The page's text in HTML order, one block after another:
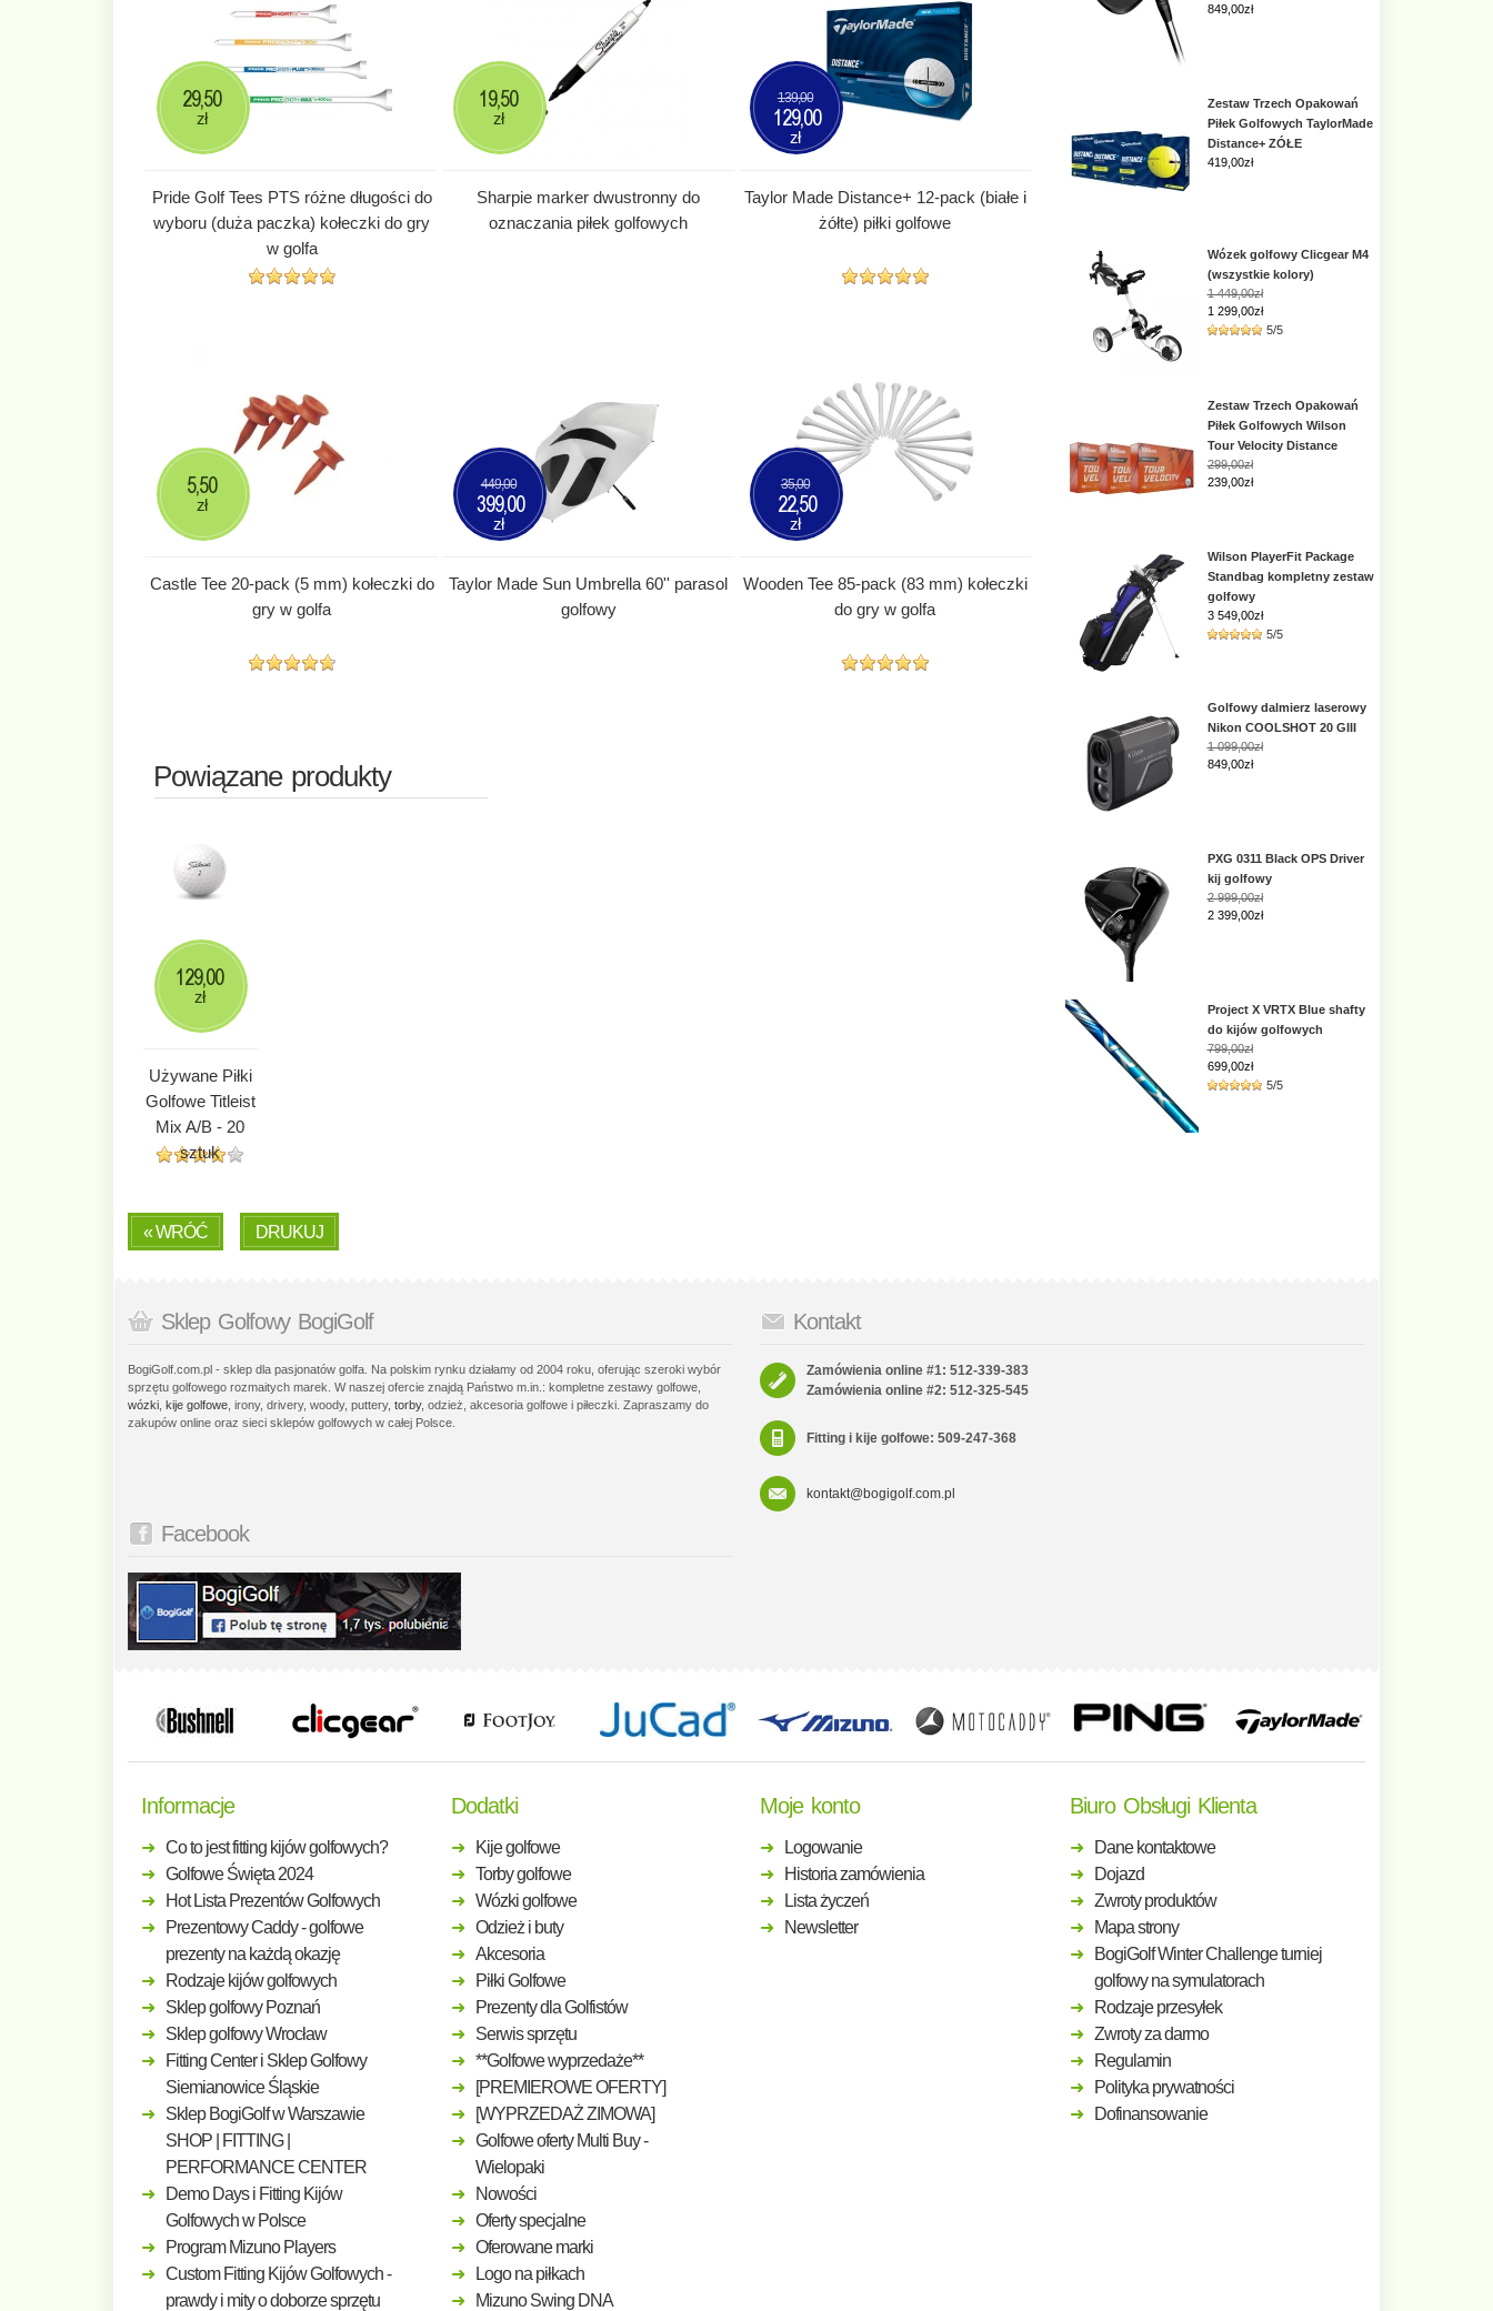
Pride Golf Tees PTS różne długości do
wyboru (duża paczka) kołeczki do gry
w golfa
29,50
zł
Sharpie marker dwustronny do
oznaczania piłek golfowych
19,50
zł
Taylor Made Distance+ 12-pack (białe i
żółte) piłki golfowe
139,00
129,00
zł
Castle Tee 20-pack (5 mm) kołeczki do
gry w golfa
5,50
zł
Taylor Made Sun Umbrella 60'' parasol
golfowy
449,00
399,00
zł
Wooden Tee 85-pack (83 mm) kołeczki
do gry w golfa
35,00
22,50
zł
Powiązane produkty
Używane Piłki
Golfowe Titleist
Mix A/B - 20
sztuk
129,00
zł
« WRÓĆ DRUKUJ
849,00zł
Zestaw Trzech Opakowań
Piłek Golfowych TaylorMade
Distance+ ZÓŁE
419,00zł
Wózek golfowy Clicgear M4
(wszystkie kolory)
1 449,00zł
1 299,00zł
5/5
Zestaw Trzech Opakowań
Piłek Golfowych Wilson
Tour Velocity Distance
299,00zł
239,00zł
Wilson PlayerFit Package
Standbag kompletny zestaw
golfowy
3 549,00zł
5/5
Golfowy dalmierz laserowy
Nikon COOLSHOT 20 GIII
1 099,00zł
849,00zł
PXG 0311 Black OPS Driver
kij golfowy
2 999,00zł
2 399,00zł
Project X VRTX Blue shafty
do kijów golfowych
799,00zł
699,00zł
5/5
Sklep Golfowy BogiGolf
BogiGolf.com.pl - sklep dla pasjonatów golfa. Na polskim rynku działamy od 2004 roku, oferując szeroki wybór
sprzętu golfowego rozmaitych marek. W naszej ofercie znajdą Państwo m.in.: kompletne zestawy golfowe,
wózki kije golfowe , irony, drivery, woody, puttery, torby, odzież, akcesoria golfowe i piłeczki. Zapraszamy do
zakupów online oraz sieci sklepów golfowych w całej Polsce.
Kontakt
Zamówienia online #1: 512-339-383
Zamówienia online #2: 512-325-545
Fitting i kije golfowe: 509-247-368
kontakt@bogigolf.com.pl
Facebook
Informacje
Co to jest fitting kijów golfowych?
Golfowe Święta 2024
Hot Lista Prezentów Golfowych
Prezentowy Caddy - golfowe
prezenty na każdą okazję
Rodzaje kijów golfowych
Sklep golfowy Poznań
Sklep golfowy Wrocław
Fitting Center i Sklep Golfowy
Siemianowice Śląskie
Sklep BogiGolf w Warszawie
SHOP | FITTING |
PERFORMANCE CENTER
Demo Days i Fitting Kijów
Golfowych w Polsce
Program Mizuno Players
Custom Fitting Kijów Golfowych -
prawdy i mity o doborze sprzętu
Dodatki
Kije golfowe
Torby golfowe
Wózki golfowe
Odzież i buty
Akcesoria
Piłki Golfowe
Prezenty dla Golfistów
Serwis sprzętu
**Golfowe wyprzedaże**
[PREMIEROWE OFERTY]
[WYPRZEDAŻ ZIMOWA]
Golfowe oferty Multi Buy -
Wielopaki
Nowości
Oferty specjalne
Oferowane marki
Logo na piłkach
Mizuno Swing DNA
Moje konto
Logowanie
Historia zamówienia
Lista życzeń
Newsletter
Biuro Obsługi Klienta
Dane kontaktowe
Dojazd
Zwroty produktów
Mapa strony
BogiGolf Winter Challenge turniej
golfowy na symulatorach
Rodzaje przesyłek
Zwroty za darmo
Regulamin
Polityka prywatności
Dofinansowanie